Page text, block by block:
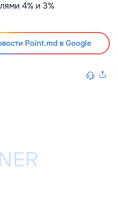
4% и 3%
Point.md в Google